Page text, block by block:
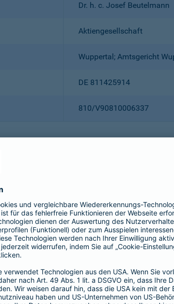
Dr. h. c. Josef Beutelmann
Aktiengesellschaft
Wuppertal; Amtsgericht
DE 811425914
810/V90810006337
Dr. Andreas Eurich
Frank Lamsfuß
Oliver Schoeller
Alina vom Bruck
Aktiengesellschaft